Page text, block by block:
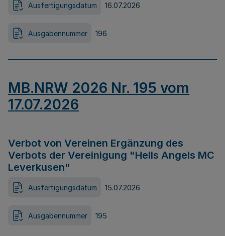
Ausfertigungsdatum 16.07.2026
Ausgabennummer 196
MB.NRW 2026 Nr. 195 vom
17.07.2026
Verbot von Vereinen Ergänzung des
Verbots der Vereinigung "Hells Angels MC
Leverkusen"
Ausfertigungsdatum 15.07.2026
Ausgabennummer 195